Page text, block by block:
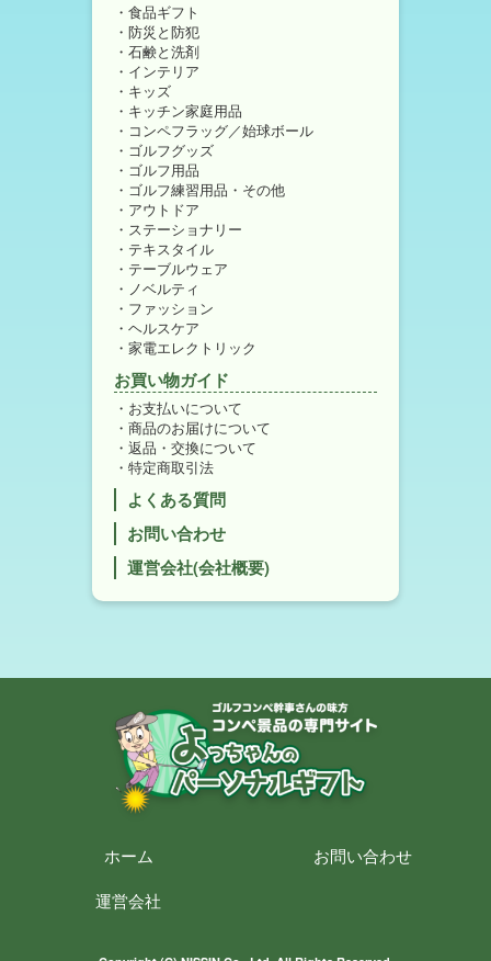
食品ギフト
防災と防犯
石鹸と洗剤
インテリア
キッズ
キッチン家庭用品
コンペフラッグ／始球ボール
ゴルフグッズ
ゴルフ用品
ゴルフ練習用品・その他
アウトドア
ステーショナリー
テキスタイル
テーブルウェア
ノベルティ
ファッション
ヘルスケア
家電エレクトリック
お買い物ガイド
お支払いについて
商品のお届けについて
返品・交換について
特定商取引法
よくある質問
お問い合わせ
運営会社(会社概要)
ホーム
お問い合わせ
運営会社